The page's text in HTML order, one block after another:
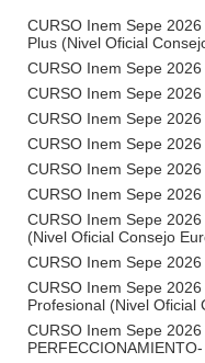
CURSO Inem Sepe
Plus (Nivel Oficial
CURSO Inem Sepe
CURSO Inem Sepe
CURSO Inem Sepe
CURSO Inem Sepe
CURSO Inem Sepe
CURSO Inem Sepe
CURSO Inem Sepe
(Nivel Oficial Consejo
CURSO Inem Sepe
CURSO Inem Sepe
Profesional (Nivel Oficial
CURSO Inem Sepe
PERFECCIONAMIENTO-